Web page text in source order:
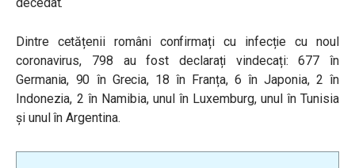
Dintre cetățenii români confirmați cu infecție cu noul
coronavirus, 798 au fost declarați vindecați: 677 în
Germania, 90 în Grecia, 18 în Franța, 6 în Japonia, 2 în
Indonezia, 2 în Namibia, unul în Luxemburg, unul în Tunisia
și unul în Argentina.